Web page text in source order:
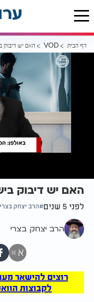
דף הבית VOD האם יש דיבוק
האם יש דיבוק
לפני 5 שנים הרב יצחק בצרי
הרב יצחק בצרי
א א
רוצים להישאר
לקבוצות